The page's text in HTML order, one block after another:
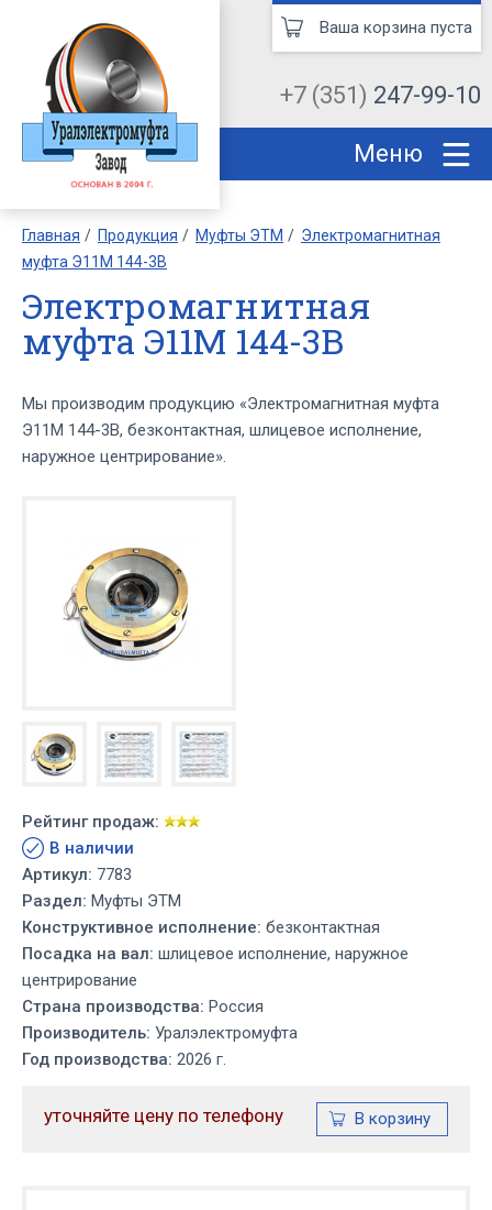
+7 (351) 247-99-10
Ваша корзина пуста
Меню
Главная Продукция Муфты ЭТМ
Электромагнитная
муфта Э11М 144-3В
Электромагнитная
муфта Э11М 144-3В
Мы производим продукцию «Электромагнитная муфта
Э11М 144-3В, безконтактная, шлицевое исполнение,
наружное центрирование».
Рейтинг продаж:
В наличии
Артикул: 7783
Раздел: Муфты ЭТМ
Конструктивное исполнение: безконтактная
Посадка на вал: шлицевое исполнение, наружное
центрирование
Страна производства: Россия
Производитель: Уралэлектромуфта
Год производства: 2026 г.
уточняйте цену по телефону